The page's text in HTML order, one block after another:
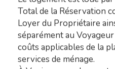
Total de la Réservation
Loyer du Propriétaire
séparément au
coûts applicables de la
services de ménage.